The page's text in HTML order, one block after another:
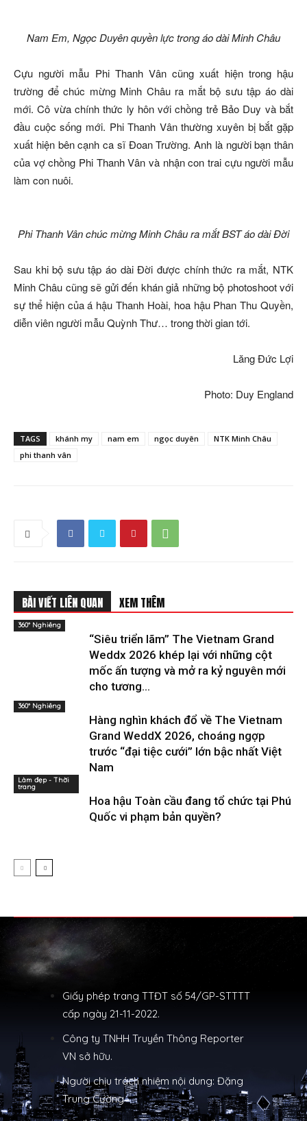
Nam Em, Ngọc Duyên quyền lực trong áo dài Minh Châu
Cựu người mẫu Phi Thanh Vân cũng xuất hiện trong hậu
trường để chúc mừng Minh Châu ra mắt bộ sưu tập áo dài
mới. Cô vừa chính thức ly hôn với chồng trẻ Bảo Duy và bắt
đầu cuộc sống mới. Phi Thanh Vân thường xuyên bị bắt gặp
xuất hiện bên cạnh ca sĩ Đoan Trường. Anh là người bạn thân
của vợ chồng Phi Thanh Vân và nhận con trai cựu người mẫu
làm con nuôi.
Phi Thanh Vân chúc mừng Minh Châu ra mắt BST áo dài Đời
Sau khi bộ sưu tập áo dài Đời được chính thức ra mắt, NTK
Minh Châu cũng sẽ gửi đến khán giả những bộ photoshoot với
sự thể hiện của á hậu Thanh Hoài, hoa hậu Phan Thu Quyền,
diễn viên người mẫu Quỳnh Thư… trong thời gian tới.
Lăng Đức Lợi
Photo: Duy England
TAGS khánh my nam em ngọc duyên
NTK Minh Châu
phi thanh vân
BÀI VIẾT LIÊN QUAN XEM THÊM
360° Nghiêng
“Siêu triển lãm” The Vietnam Grand
Weddx 2026 khép lại với những cột
mốc ấn tượng và mở ra kỷ nguyên mới
cho tương...
360° Nghiêng
Hàng nghìn khách đổ về The Vietnam
Grand WeddX 2026, choáng ngợp
trước “đại tiệc cưới” lớn bậc nhất Việt
Nam
Làm đẹp - Thời
trang
Hoa hậu Toàn cầu đang tổ chức tại Phú
Quốc vi phạm bản quyền?
Giấy phép trang TTĐT số 54/GP-STTTT
cấp ngày 21-11-2022.
Công ty TNHH Truyền Thông Reporter
VN sở hữu.
Người chịu trách nhiệm nội dung: Đặng
Trung Cường